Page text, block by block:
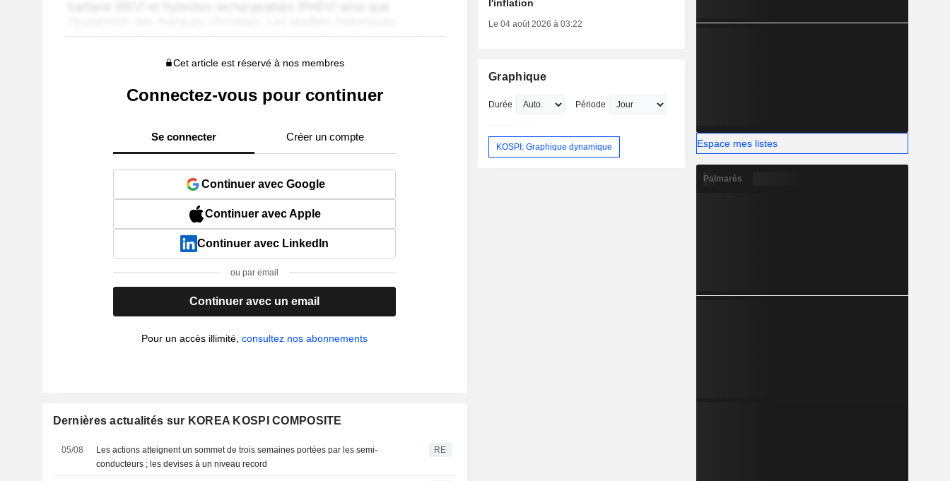
Cet article est réservé à nos membres
Connectez-vous pour continuer
Se connecter Créer un compte
Continuer avec Google
Continuer avec Apple
Continuer avec LinkedIn
ou par email
Continuer avec un email
Pour un accès illimité,consultez nos abonnements
Dernières actualités sur KOREA KOSPI COMPOSITE
05/08
Les actions atteignent un sommet de trois semaines portées par les semi-
conducteurs ; les devises à un niveau record
RE
l'inflation
Le 04 août 2026 à 03:22
Graphique
Durée Période
KOSPI: Graphique dynamique Espace mes listes
Palmarès